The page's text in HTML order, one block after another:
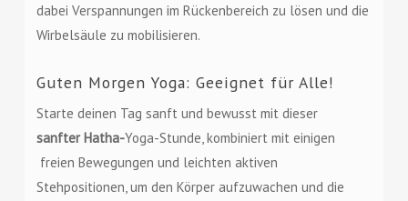
dabei Verspannungen im Rückenbereich zu lösen und die
Wirbelsäule zu mobilisieren.
Guten Morgen Yoga: Geeignet für Alle!
Starte deinen Tag sanft und bewusst mit dieser
sanfter Hatha-Yoga-Stunde, kombiniert mit einigen
freien Bewegungen und leichten aktiven
Stehpositionen, um den Körper aufzuwachen und die